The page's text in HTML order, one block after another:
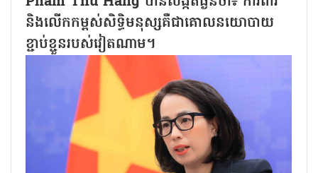
និងលើកកម្ពស់សិទ្ធិមនុស្សគឺជាគោលនយោបាយ
ខ្ជាប់ខ្ជួនរបស់វៀតណាម។